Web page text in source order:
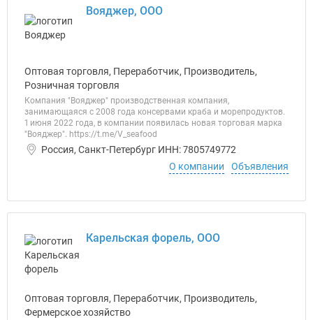
Вояджер, ООО
Оптовая торговля, Переработчик, Производитель,
Розничная торговля
Компания "Вояджер" производственная компания,
занимающаяся с 2008 года консервами краба и морепродуктов.
1 июня 2022 года, в компании появилась новая торговая марка
"Вояджер". https://t.me/V_seafood
Россия, Санкт-Петербург ИНН: 7805749772
О компании
Объявления
Карельская форель, ООО
Оптовая торговля, Переработчик, Производитель,
Фермерское хозяйство